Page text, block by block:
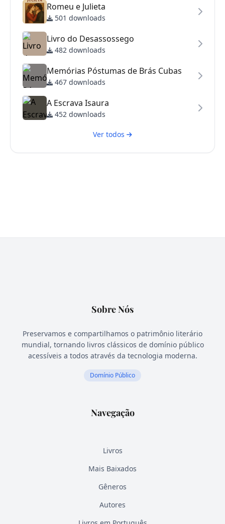
Romeu e Julieta
501 downloads
Livro do Desassossego
482 downloads
Memórias Póstumas de Brás Cubas
467 downloads
A Escrava Isaura
452 downloads
Ver todos
Sobre Nós
Preservamos e compartilhamos o patrimônio literário
mundial, tornando livros clássicos de domínio público
acessíveis a todos através da tecnologia moderna.
Domínio Público
Navegação
Livros
Mais Baixados
Gêneros
Autores